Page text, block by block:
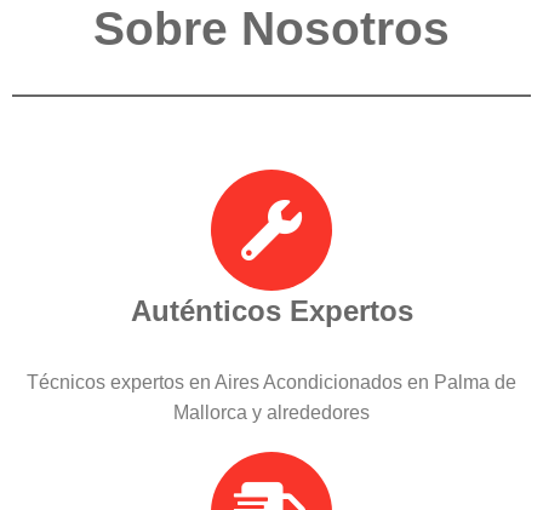
Sobre Nosotros
Auténticos Expertos
Técnicos expertos en Aires Acondicionados en Palma de
Mallorca y alrededores